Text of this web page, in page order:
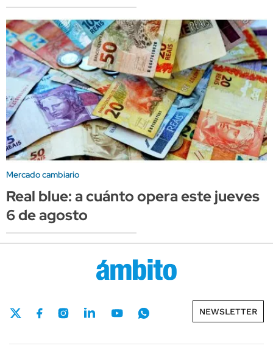
Mercado cambiario
Real blue: a cuánto opera este jueves
6 de agosto
NEWSLETTER